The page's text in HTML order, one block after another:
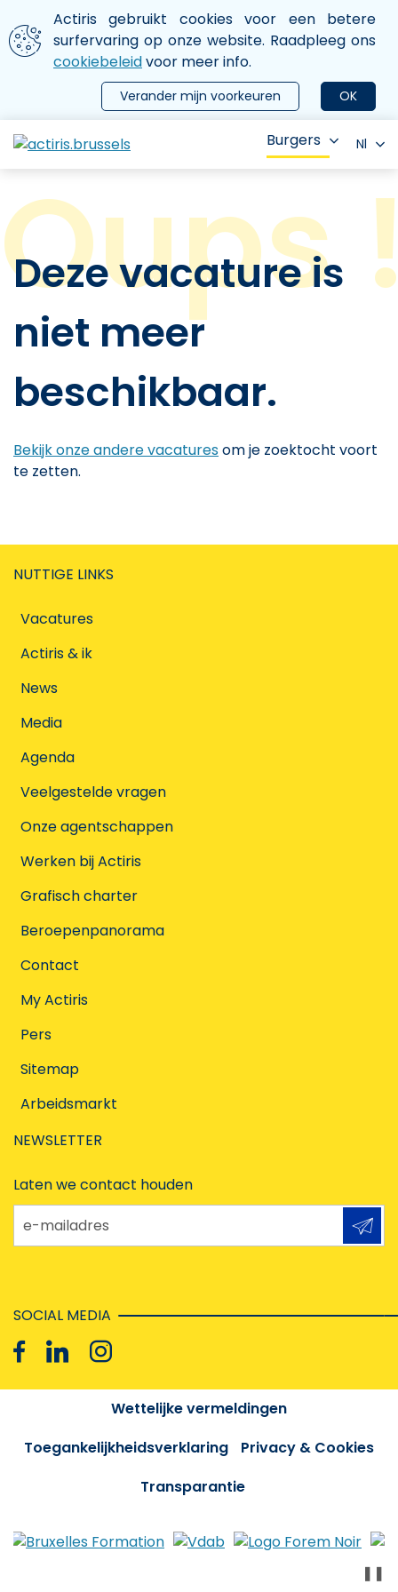
Aller au contenu principal
We gebruiken cookies
Actiris gebruikt cookies voor een betere
surfervaring op onze website. Raadpleeg ons
cookiebeleidvoor meer info.
OK
Verander mijn voorkeuren
le menu
Burgers Nl
Deze vacature is
niet meer
beschikbaar.
Bekijk onze andere vacaturesom je zoektocht voort
te zetten.
NUTTIGE LINKS
Vacatures
Actiris & ik
News
Media
Agenda
Veelgestelde vragen
Onze agentschappen
Werken bij Actiris
Grafisch charter
Beroepenpanorama
Contact
My Actiris
Pers
Sitemap
Arbeidsmarkt
NEWSLETTER
Laten we contact houden
e-mailadres
SOCIAL MEDIA
Wettelijke vermeldingen
Toegankelijkheidsverklaring
Privacy & Cookies
Transparantie
❚❚